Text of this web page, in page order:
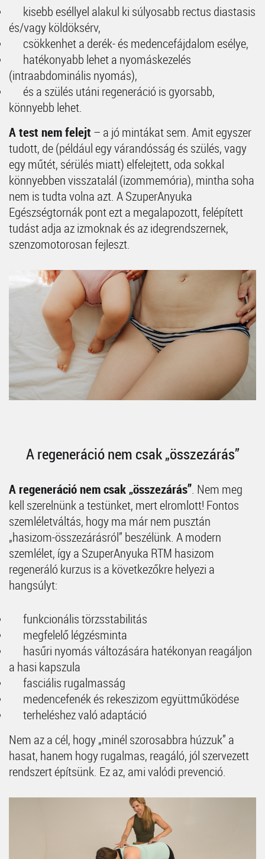
kisebb eséllyel alakul ki súlyosabb rectus diastasis
és/vagy köldöksérv,
csökkenhet a derék- és medencefájdalom esélye,
hatékonyabb lehet a nyomáskezelés
(intraabdominális nyomás),
és a szülés utáni regeneráció is gyorsabb,
könnyebb lehet.
A test nem felejt– a jó mintákat sem. Amit egyszer
tudott, de (például egy várandósság és szülés, vagy
egy műtét, sérülés miatt) elfelejtett, oda sokkal
könnyebben visszatalál (izommemória), mintha soha
nem is tudta volna azt. A SzuperAnyuka
Egészségtornák pont ezt a megalapozott, felépített
tudást adja az izmoknak és az idegrendszernek,
szenzomotorosan fejleszt.
A regeneráció nem csak „összezárás”
A regeneráció nem csak „összezárás”. Nem meg
kell szerelnünk a testünket, mert elromlott! Fontos
szemléletváltás, hogy ma már nem pusztán
„hasizom-összezárásról” beszélünk. A modern
szemlélet, így a SzuperAnyuka RTM hasizom
regeneráló kurzus is a következőkre helyezi a
hangsúlyt:
funkcionális törzsstabilitás
megfelelő légzésminta
hasűri nyomás változására hatékonyan reagáljon
a hasi kapszula
fasciális rugalmasság
medencefenék és rekeszizom együttműködése
terheléshez való adaptáció
Nem az a cél, hogy „minél szorosabbra húzzuk” a
hasat, hanem hogy rugalmas, reagáló, jól szervezett
rendszert építsünk. Ez az, ami valódi prevenció.